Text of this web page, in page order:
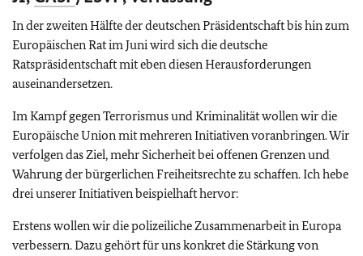
In der zweiten Hälfte der deutschen Präsidentschaft bis hin zum
Europäischen Rat im Juni wird sich die deutsche
Ratspräsidentschaft mit eben diesen Herausforderungen
auseinandersetzen.
Im Kampf gegen Terrorismus und Kriminalität wollen wir die
Europäische Union mit mehreren Initiativen voranbringen. Wir
verfolgen das Ziel, mehr Sicherheit bei offenen Grenzen und
Wahrung der bürgerlichen Freiheitsrechte zu schaffen. Ich hebe
drei unserer Initiativen beispielhaft hervor:
Erstens wollen wir die polizeiliche Zusammenarbeit in Europa
verbessern. Dazu gehört für uns konkret die Stärkung von